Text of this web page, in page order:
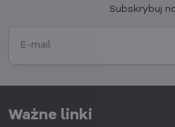
Subskrybuj
Ważne linki